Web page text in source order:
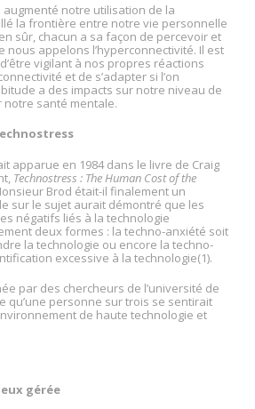
augmenté notre utilisation de la
la frontière entre notre vie personnelle
sûr, chacun a sa façon de percevoir et
nous appelons l’hyperconnectivité. Il est
vigilant à nos propres réactions
et de s’adapter si l’on
a des impacts sur notre niveau de
santé mentale.
apparue en 1984 dans le livre de Craig
Technostress : The Human Cost of the
Brod était-il finalement un
sur le sujet aurait démontré que les
négatifs liés à la technologie
deux formes : la techno-anxiété soit
la technologie ou encore la techno-
excessive à la technologie(1).
par des chercheurs de l’université de
qu’une personne sur trois se sentirait
de haute technologie et
gérée